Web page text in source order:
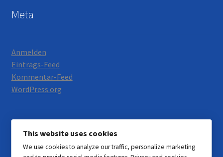
Meta
Anmelden
Eintrags-Feed
Kommentar-Feed
WordPress.org
© Motorrad Neumann 2026
This website uses cookies
We use cookies to analyze our traffic, personalize marketing